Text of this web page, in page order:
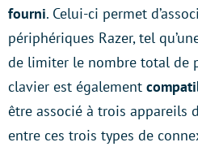
fourni. Celui-ci permet
périphériques Razer, tel
de limiter le nombre total de
clavier est également
être associé à trois appareils
entre ces trois types de